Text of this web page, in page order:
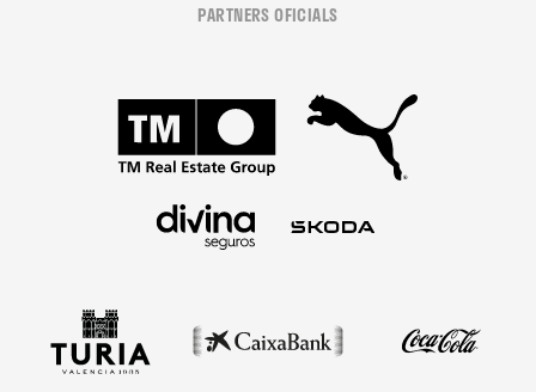
PARTNERS OFICIALS